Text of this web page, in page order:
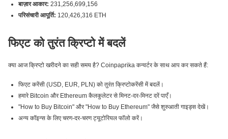
बाज़ार आकार: 231,256,699,156
परिसंचारी आपूर्ति: 120,426,316 ETH
फिएट को तुरंत क्रिप्टो में बदलें
क्या आज क्रिप्टो खरीदने का सही समय है? Coinpaprika कन्वर्टर के साथ आप कर सकते हैं:
फिएट करेंसी (USD, EUR, PLN) को तुरंत क्रिप्टोकरेंसी में बदलें।
हमारे Bitcoin और Ethereum कैलकुलेटर से मिनट-दर-मिनट दरें पाएँ।
"How to Buy Bitcoin" और "How to Buy Ethereum" जैसे शुरुआती गाइड्स देखें।
अन्य कॉइन्स के लिए चरण-दर-चरण ट्यूटोरियल फॉलो करें।